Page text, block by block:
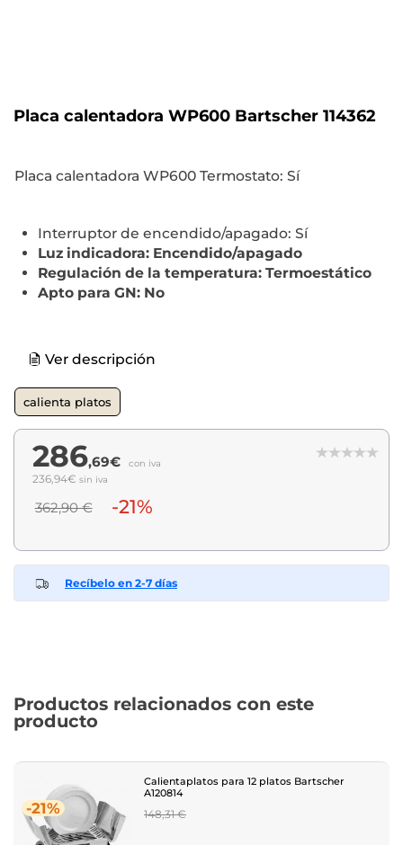
Placa calentadora WP600 Bartscher 114362
Placa calentadora WP600 Termostato: Sí
Interruptor de encendido/apagado: Sí
Luz indicadora: Encendido/apagado
Regulación de la temperatura: Termoestático
Apto para GN: No
Ver descripción
calienta platos
286,69€ con iva
236,94€ sin iva
362,90 € -21%
Recíbelo en 2-7 días
Productos relacionados con este
producto
-21%
Calientaplatos para 12 platos Bartscher
A120814
Regular
148,31 €